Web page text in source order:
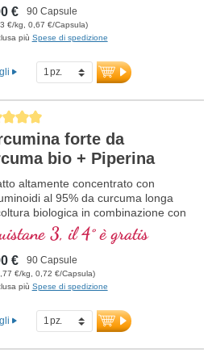
€ 90 Capsule
€/kg, 0,67 €/Capsula)
più Spese di spedizione
rating of 5 out of 5 stars
forte da
bio + Piperina
altamente concentrato con
al 95% da curcuma longa
biologica in combinazione con
di pepe nero da agricoltura
in vetro violetto di alta qualità
3, il 4° è gratis
€ 90 Capsule
€/kg, 0,72 €/Capsula)
più Spese di spedizione